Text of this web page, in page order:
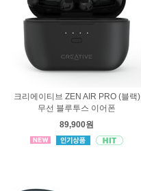
크리에이티브 ZEN AIR PRO (블랙)
무선 블루투스 이어폰
89,900원